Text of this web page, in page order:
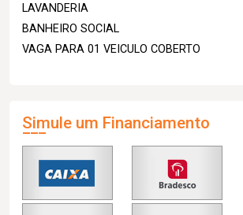
LAVANDERIA
BANHEIRO SOCIAL
VAGA PARA 01 VEICULO COBERTO
Simule um Financiamento